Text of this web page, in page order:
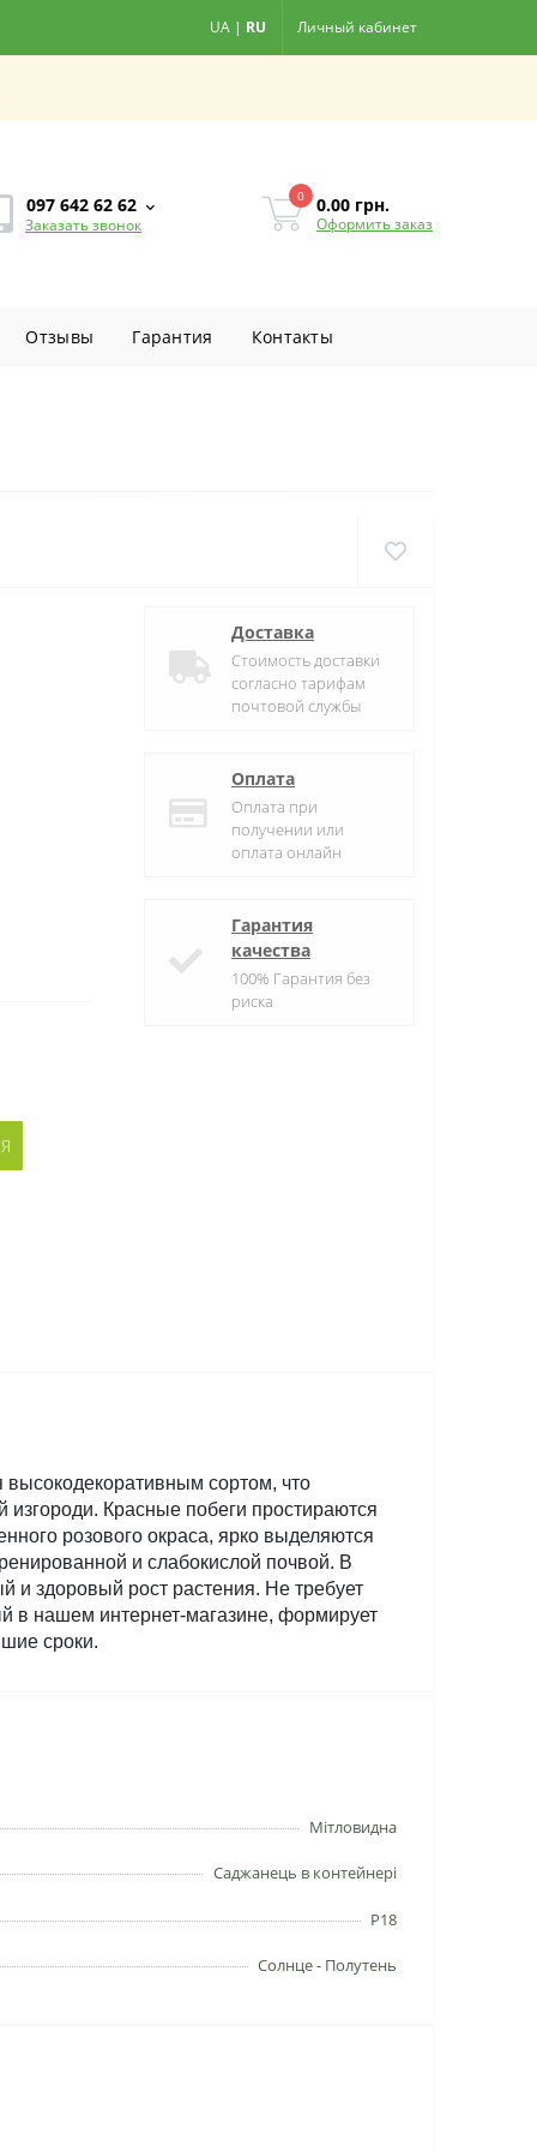
UA | RU Личный кабинет
097 642 62 62
Заказать звонок
0 0.00 грн.
Оформить заказ
Отзывы Гарантия Контакты
Доставка
Стоимость доставки
согласно тарифам
почтовой службы
Оплата
Оплата при
получении или
оплата онлайн
Гарантия
качества
100% Гарантия без
риска
высокодекоративным сортом, что
изгороди. Красные побеги простираются
розового окраса, ярко выделяются
и слабокислой почвой. В
и здоровый рост растения. Не требует
в нашем интернет-магазине, формирует
сроки.
Мітловидна
Саджанець в контейнері
P18
Солнце - Полутень